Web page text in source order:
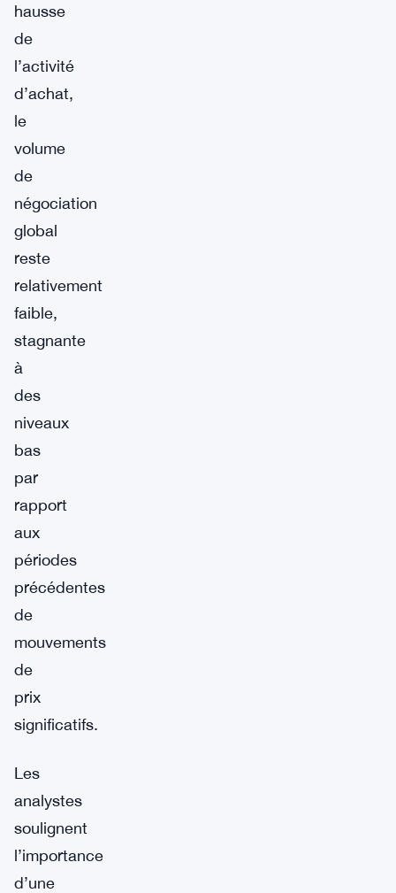
hausse
de
l’activité
d’achat,
le
volume
de
négociation
global
reste
relativement
faible,
stagnante
à
des
niveaux
bas
par
rapport
aux
périodes
précédentes
de
mouvements
de
prix
significatifs.
Les
analystes
soulignent
l’importance
d’une